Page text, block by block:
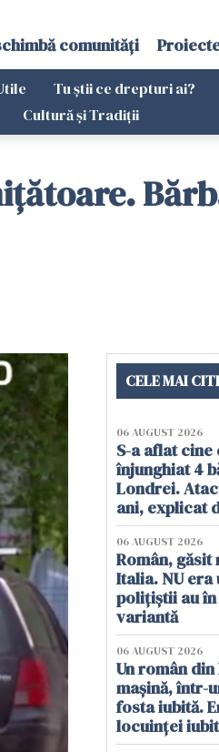
comunități
Tu știi ce drepturi ai?
Cultură și Tradiții
CELE MAI
06 AUGUST 2026
S-a aflat
înjunghiat 4
Londrei.
ani, explicat
06 AUGUST 2026
Român,
Italia. NU
polițiștii au
variantă
06 AUGUST 2026
Un român
mașină, într-
fosta iubită.
locuinței